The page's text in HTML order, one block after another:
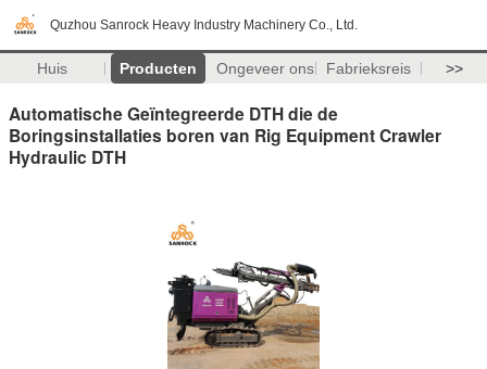
Quzhou Sanrock Heavy Industry Machinery Co., Ltd.
Huis Producten Ongeveer ons Fabrieksreis >>
Automatische Geïntegreerde DTH die de
Boringsinstallaties boren van Rig Equipment Crawler
Hydraulic DTH